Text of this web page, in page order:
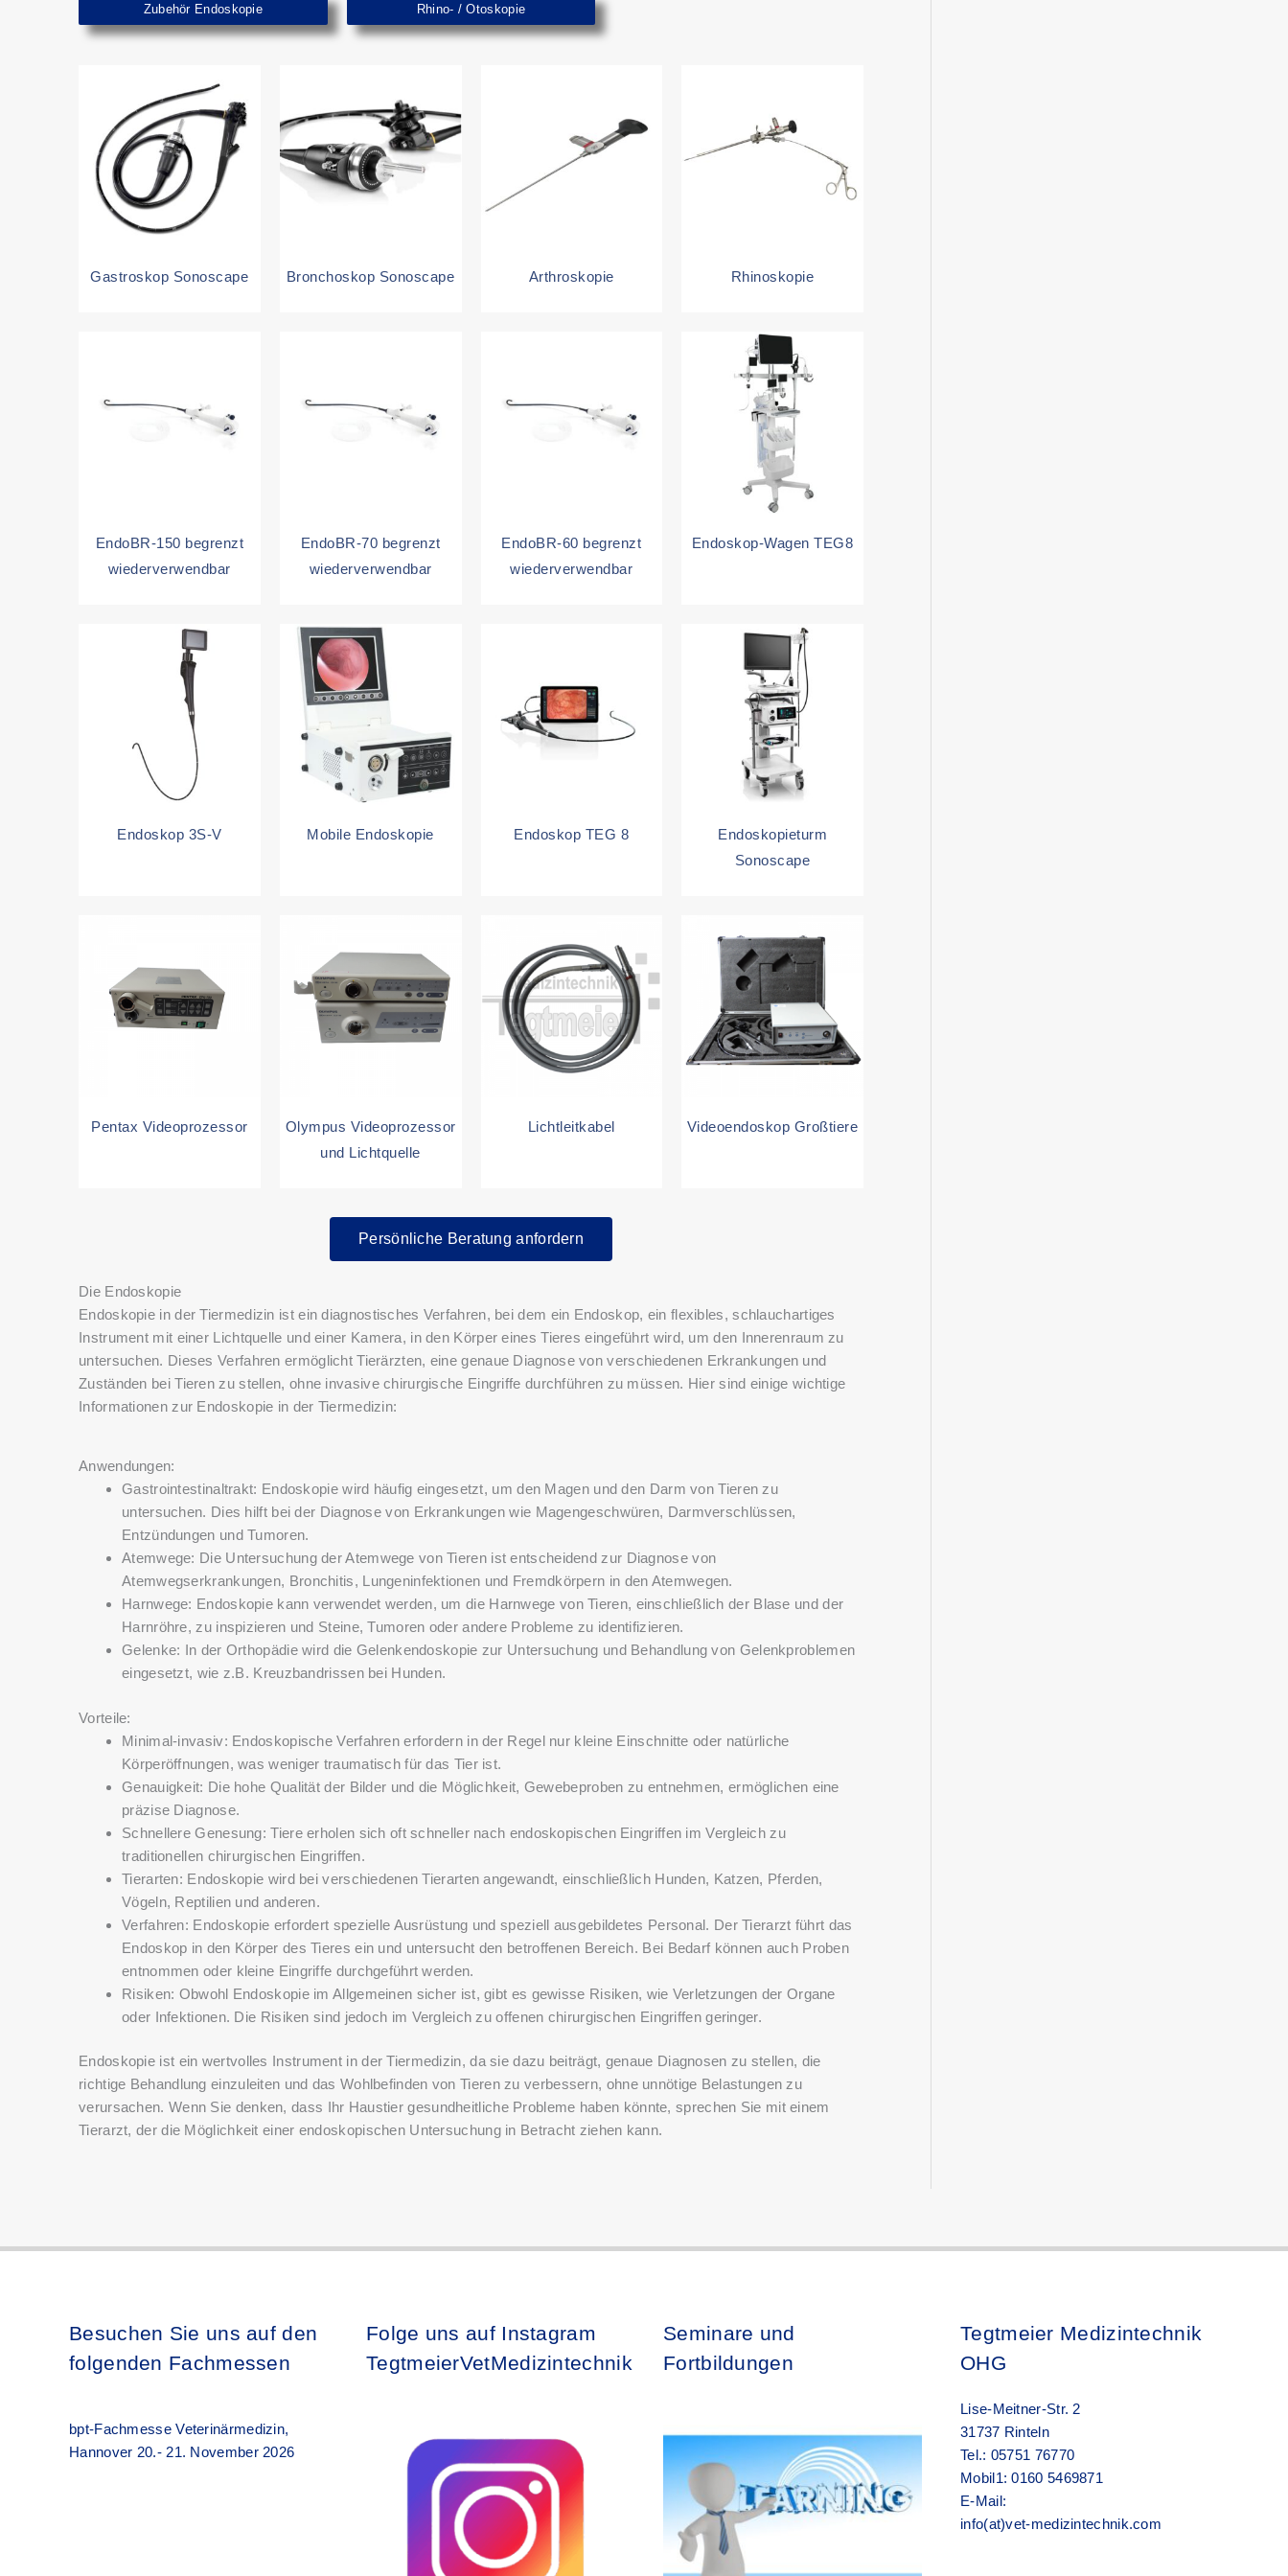
Zubehör Endoskopie Rhino- / Otoskopie
Gastroskop Sonoscape Bronchoskop Sonoscape Arthroskopie Rhinoskopie
EndoBR-150 begrenzt
wiederverwendbar
EndoBR-70 begrenzt
wiederverwendbar
EndoBR-60 begrenzt
wiederverwendbar
Endoskop-Wagen TEG8
Endoskop 3S-V Mobile Endoskopie Endoskop TEG 8
Endoskopieturm
Sonoscape
Pentax Videoprozessor
Olympus Videoprozessor
und Lichtquelle
Lichtleitkabel Videoendoskop Großtiere
Persönliche Beratung anfordern
Die Endoskopie
Endoskopie in der Tiermedizin ist ein diagnostisches Verfahren, bei dem ein Endoskop, ein flexibles, schlauchartiges
Instrument mit einer Lichtquelle und einer Kamera, in den Körper eines Tieres eingeführt wird, um den Innerenraum zu
untersuchen. Dieses Verfahren ermöglicht Tierärzten, eine genaue Diagnose von verschiedenen Erkrankungen und
Zuständen bei Tieren zu stellen, ohne invasive chirurgische Eingriffe durchführen zu müssen. Hier sind einige wichtige
Informationen zur Endoskopie in der Tiermedizin:
Anwendungen:
Gastrointestinaltrakt: Endoskopie wird häufig eingesetzt, um den Magen und den Darm von Tieren zu
untersuchen. Dies hilft bei der Diagnose von Erkrankungen wie Magengeschwüren, Darmverschlüssen,
Entzündungen und Tumoren.
Atemwege: Die Untersuchung der Atemwege von Tieren ist entscheidend zur Diagnose von
Atemwegserkrankungen, Bronchitis, Lungeninfektionen und Fremdkörpern in den Atemwegen.
Harnwege: Endoskopie kann verwendet werden, um die Harnwege von Tieren, einschließlich der Blase und der
Harnröhre, zu inspizieren und Steine, Tumoren oder andere Probleme zu identifizieren.
Gelenke: In der Orthopädie wird die Gelenkendoskopie zur Untersuchung und Behandlung von Gelenkproblemen
eingesetzt, wie z.B. Kreuzbandrissen bei Hunden.
Vorteile:
Minimal-invasiv: Endoskopische Verfahren erfordern in der Regel nur kleine Einschnitte oder natürliche
Körperöffnungen, was weniger traumatisch für das Tier ist.
Genauigkeit: Die hohe Qualität der Bilder und die Möglichkeit, Gewebeproben zu entnehmen, ermöglichen eine
präzise Diagnose.
Schnellere Genesung: Tiere erholen sich oft schneller nach endoskopischen Eingriffen im Vergleich zu
traditionellen chirurgischen Eingriffen.
Tierarten: Endoskopie wird bei verschiedenen Tierarten angewandt, einschließlich Hunden, Katzen, Pferden,
Vögeln, Reptilien und anderen.
Verfahren: Endoskopie erfordert spezielle Ausrüstung und speziell ausgebildetes Personal. Der Tierarzt führt das
Endoskop in den Körper des Tieres ein und untersucht den betroffenen Bereich. Bei Bedarf können auch Proben
entnommen oder kleine Eingriffe durchgeführt werden.
Risiken: Obwohl Endoskopie im Allgemeinen sicher ist, gibt es gewisse Risiken, wie Verletzungen der Organe
oder Infektionen. Die Risiken sind jedoch im Vergleich zu offenen chirurgischen Eingriffen geringer.
Endoskopie ist ein wertvolles Instrument in der Tiermedizin, da sie dazu beiträgt, genaue Diagnosen zu stellen, die
richtige Behandlung einzuleiten und das Wohlbefinden von Tieren zu verbessern, ohne unnötige Belastungen zu
verursachen. Wenn Sie denken, dass Ihr Haustier gesundheitliche Probleme haben könnte, sprechen Sie mit einem
Tierarzt, der die Möglichkeit einer endoskopischen Untersuchung in Betracht ziehen kann.
Besuchen Sie uns auf den
folgenden Fachmessen
bpt-Fachmesse Veterinärmedizin,
Hannover 20.- 21. November 2026
Folge uns auf Instagram
TegtmeierVetMedizintechnik
Seminare und
Fortbildungen
Tegtmeier Medizintechnik
OHG
Lise-Meitner-Str. 2
31737 Rinteln
Tel.: 05751 76770
Mobil1: 0160 5469871
E-Mail:
info(at)vet-medizintechnik.com